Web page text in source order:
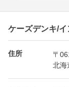
ケーズデンキ/
住所
〒
北海